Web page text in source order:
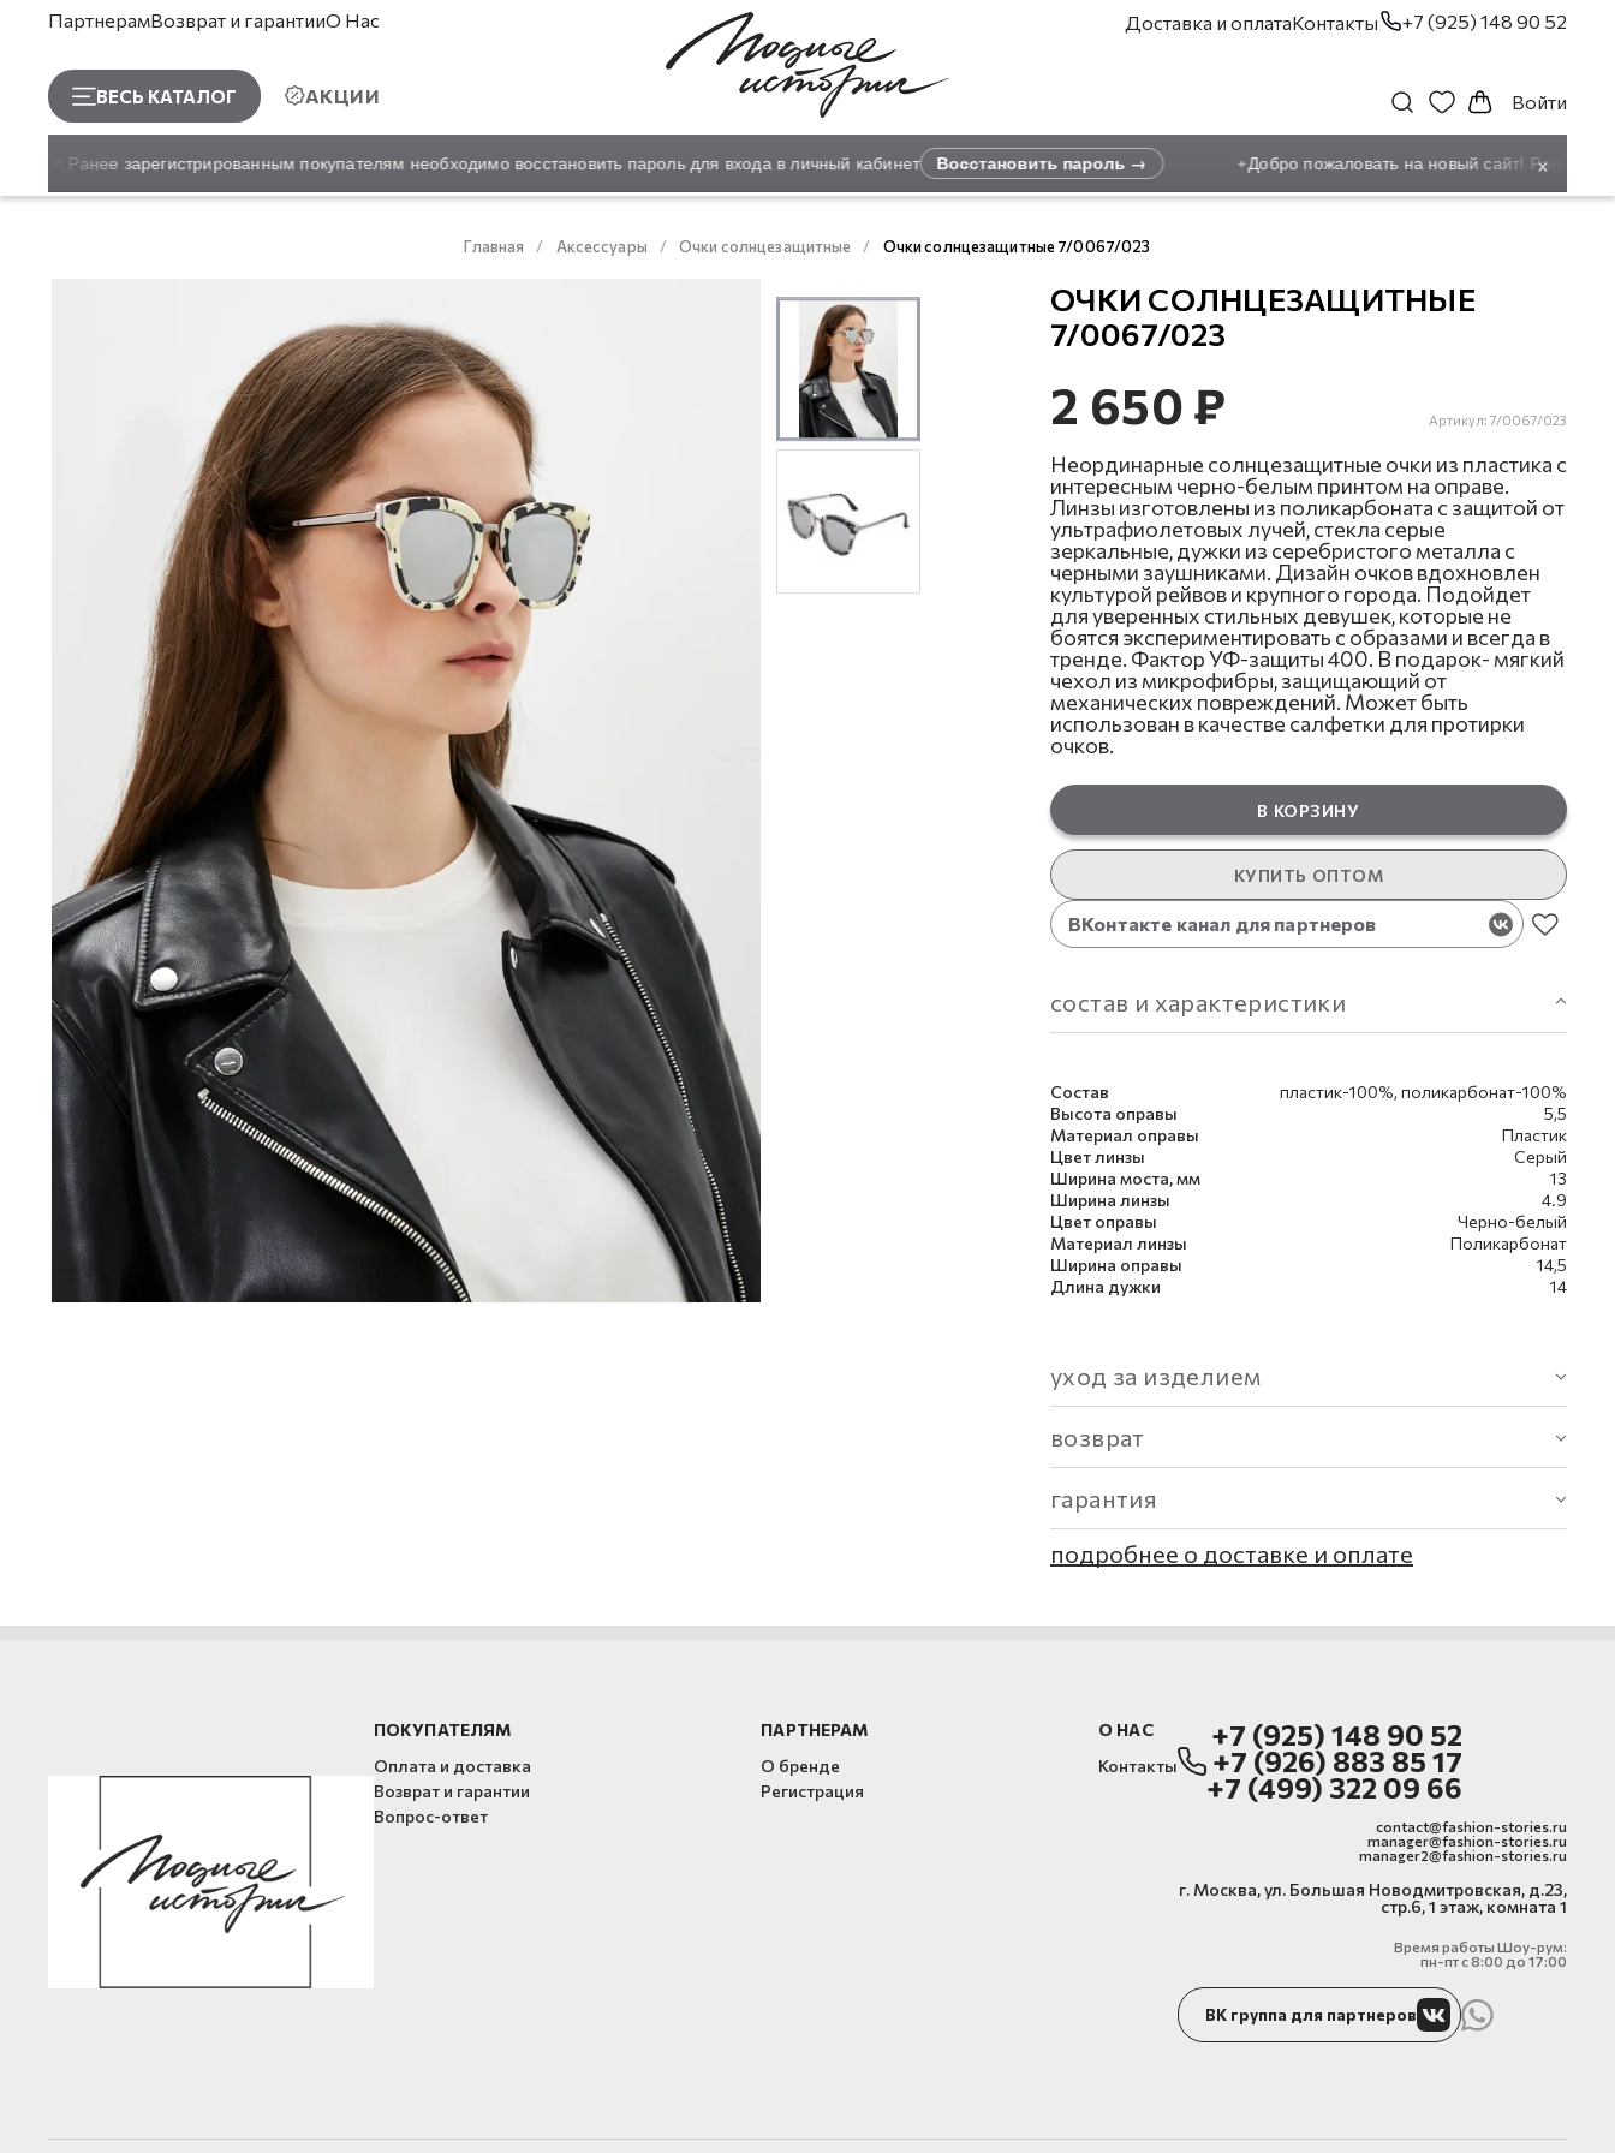
ПартнерамВозврат и гарантииО Нас
ВЕСЬ КАТАЛОГ АКЦИИ
Доставка и оплатаКонтакты +7 (925) 148 90 52
Войти
Ранее зарегистрированным покупателям необходимо восстановить пароль для входа в личный кабинет Восстановить пароль → Добро пожаловать на новый сайт! Ранее
×
Главная Аксессуары Очки солнцезащитные Очки солнцезащитные 7/0067/023
ОЧКИ СОЛНЦЕЗАЩИТНЫЕ
7/0067/023
2 650 ₽ Артикул: 7/0067/023
Неординарные солнцезащитные очки из пластика с
интересным черно-белым принтом на оправе.
Линзы изготовлены из поликарбоната с защитой от
ультрафиолетовых лучей, стекла серые
зеркальные, дужки из серебристого металла с
черными заушниками. Дизайн очков вдохновлен
культурой рейвов и крупного города. Подойдет
для уверенных стильных девушек, которые не
боятся экспериментировать с образами и всегда в
тренде. Фактор УФ-защиты 400. В подарок- мягкий
чехол из микрофибры, защищающий от
механических повреждений. Может быть
использован в качестве салфетки для протирки
очков.
В КОРЗИНУ
КУПИТЬ ОПТОМ
ВКонтакте канал для партнеров
состав и характеристики
Состав
пластик-100%, поликарбонат-100%
Высота оправы
5,5
Материал оправы
Пластик
Цвет линзы
Серый
Ширина моста, мм
13
Ширина линзы
4.9
Цвет оправы
Черно-белый
Материал линзы
Поликарбонат
Ширина оправы
14,5
Длина дужки
14
уход за изделием
возврат
гарантия
подробнее о доставке и оплате
ПОКУПАТЕЛЯМ
Оплата и доставка
Возврат и гарантии
Вопрос-ответ
ПАРТНЕРАМ
О бренде
Регистрация
О НАС
Контакты
+7 (925) 148 90 52
+7 (926) 883 85 17
+7 (499) 322 09 66
contact@fashion-stories.ru
manager@fashion-stories.ru
manager2@fashion-stories.ru
г. Москва, ул. Большая Новодмитровская, д.23,
стр.6, 1 этаж, комната 1
Время работы Шоу-рум:
пн-пт с 8:00 до 17:00
ВК группа для партнеров